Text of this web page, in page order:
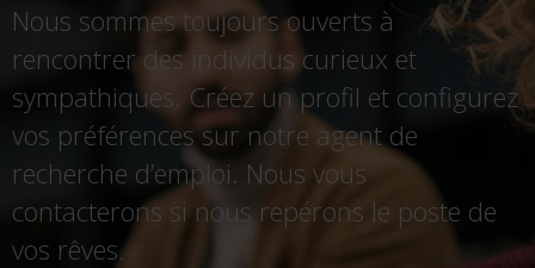
Nous sommes toujours ouverts à
rencontrer des individus curieux et
sympathiques. Créez un profil et configurez
vos préférences sur notre agent de
recherche d’emploi. Nous vous
contacterons si nous repérons le poste de
vos rêves.